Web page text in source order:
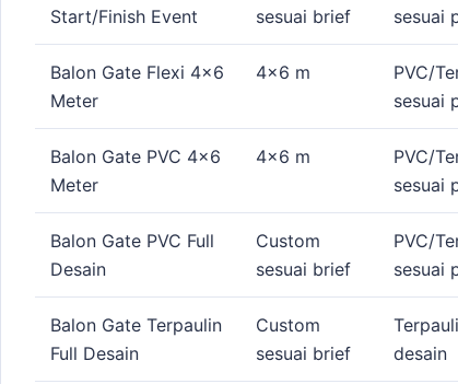
Start/Finish Event
sesuai brief
sesuai
Balon Gate Flexi 4x6
Meter
4x6 m
PVC/
sesuai
Balon Gate PVC 4x6
Meter
4x6 m
PVC/
sesuai
Balon Gate PVC Full
Desain
Custom
sesuai brief
PVC/
sesuai
Balon Gate Terpaulin
Full Desain
Custom
sesuai brief
desain